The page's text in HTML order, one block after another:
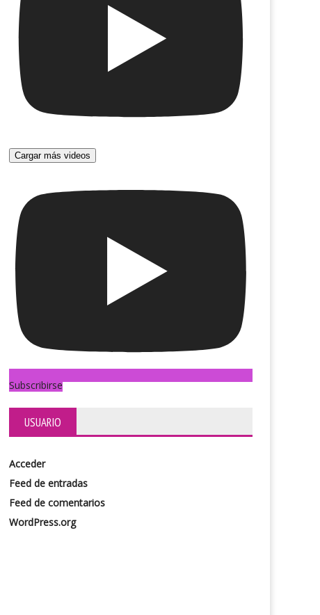
La Falcón
Cargar más videos
Subscribirse
USUARIO
Acceder
Feed de entradas
Feed de comentarios
WordPress.org